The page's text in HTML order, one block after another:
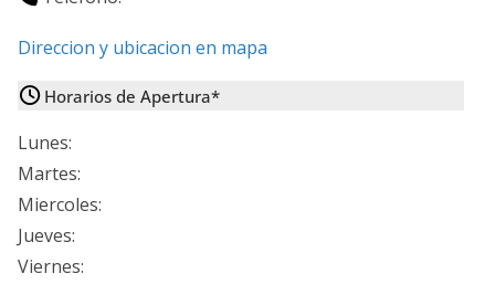
Direccion y ubicacion en mapa
Horarios de Apertura*
Lunes:
Martes:
Miercoles:
Jueves:
Viernes: